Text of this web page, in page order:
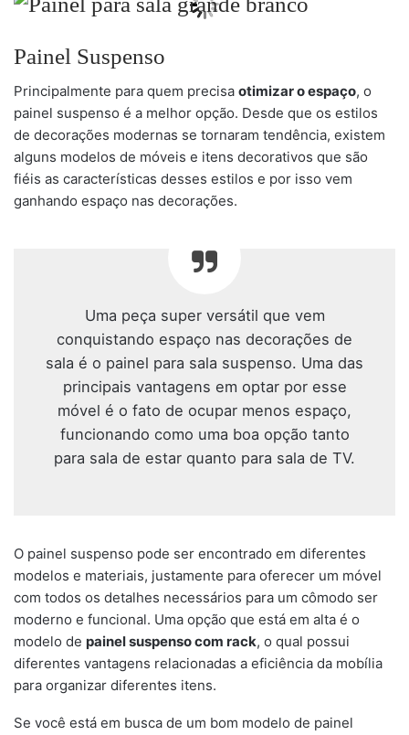
Painel Suspenso
Principalmente para quem precisa otimizar o espaço, o
painel suspenso é a melhor opção. Desde que os estilos
de decorações modernas se tornaram tendência, existem
alguns modelos de móveis e itens decorativos que são
fiéis as características desses estilos e por isso vem
ganhando espaço nas decorações.
Uma peça super versátil que vem
conquistando espaço nas decorações de
sala é o painel para sala suspenso. Uma das
principais vantagens em optar por esse
móvel é o fato de ocupar menos espaço,
funcionando como uma boa opção tanto
para sala de estar quanto para sala de TV.
O painel suspenso pode ser encontrado em diferentes
modelos e materiais, justamente para oferecer um móvel
com todos os detalhes necessários para um cômodo ser
moderno e funcional. Uma opção que está em alta é o
modelo de painel suspenso com rack, o qual possui
diferentes vantagens relacionadas a eficiência da mobília
para organizar diferentes itens.
Se você está em busca de um bom modelo de painel